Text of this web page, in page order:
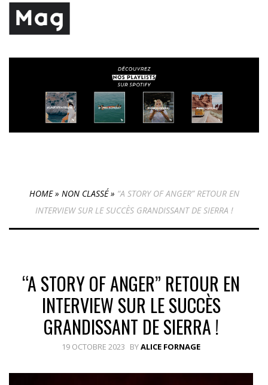
HOME» NON CLASSÉ» “A STORY OF ANGER” RETOUR EN
INTERVIEW SUR LE SUCCÈS GRANDISSANT DE SIERRA !
“A STORY OF ANGER” RETOUR EN
INTERVIEW SUR LE SUCCÈS
GRANDISSANT DE SIERRA !
19 OCTOBRE 2023 BYALICE FORNAGE